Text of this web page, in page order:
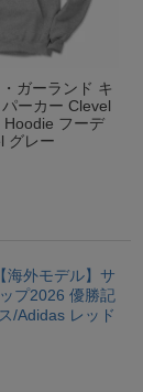
ガーランド キ
ーカー Clevel
フーデ
グレー
海外モデル】サ
プ2026 優勝記
/Adidas レッド